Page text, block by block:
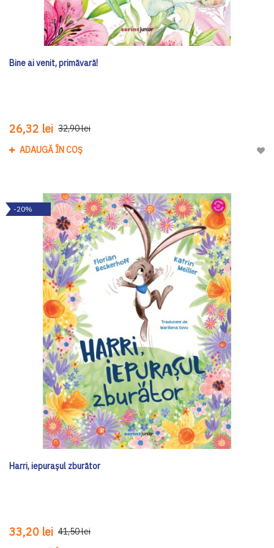
Bine ai venit, primăvară!
26,32 lei 32,90 lei
ADAUGĂ ÎN COȘ
-20%
Harri, iepurașul zburător
33,20 lei 41,50 lei